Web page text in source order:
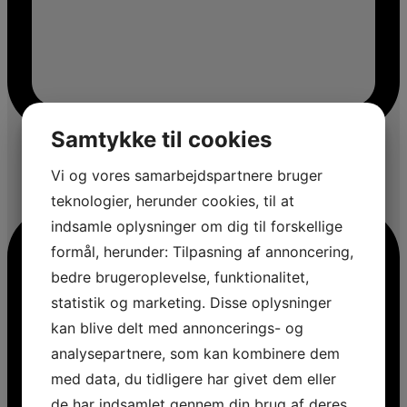
Samtykke til cookies
Vi og vores samarbejdspartnere bruger
teknologier, herunder cookies, til at
indsamle oplysninger om dig til forskellige
formål, herunder: Tilpasning af annoncering,
bedre brugeroplevelse, funktionalitet,
statistik og marketing. Disse oplysninger
kan blive delt med annoncerings- og
analysepartnere, som kan kombinere dem
med data, du tidligere har givet dem eller